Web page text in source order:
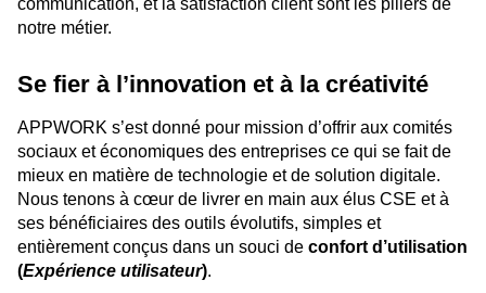
communication, et la satisfaction client sont les piliers de
notre métier.
Se fier à l’innovation et à la créativité
APPWORK s’est donné pour mission d’offrir aux comités
sociaux et économiques des entreprises ce qui se fait de
mieux en matière de technologie et de solution digitale.
Nous tenons à cœur de livrer en main aux élus CSE et à
ses bénéficiaires des outils évolutifs, simples et
entièrement conçus dans un souci de confort d’utilisation
(Expérience utilisateur).